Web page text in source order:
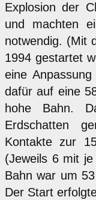
Explosion der
und machten
notwendig. (Mit
1994 gestartet
eine
dafür auf eine
hohe Bahn.
Erdschatten
Kontakte zur
(Jeweils 6 mit
Bahn war um
Der Start